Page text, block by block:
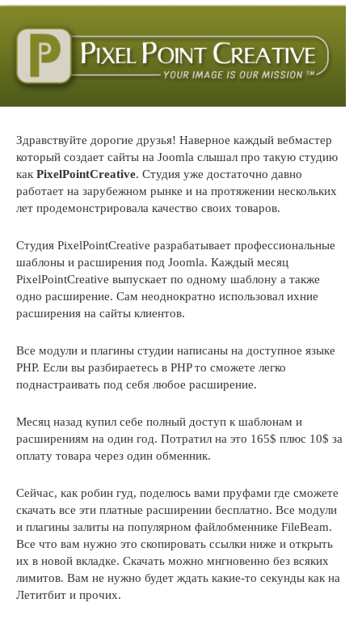
Здравствуйте дорогие друзья! Наверное каждый вебмастер
который создает сайты на Joomla слышал про такую студию
как PixelPointCreative. Студия уже достаточно давно
работает на зарубежном рынке и на протяжении нескольких
лет продемонстрировала качество своих товаров.
Студия PixelPointCreative разрабатывает профессиональные
шаблоны и расширения под Joomla. Каждый месяц
PixelPointCreative выпускает по одному шаблону а также
одно расширение. Сам неоднократно использовал ихние
расширения на сайты клиентов.
Все модули и плагины студии написаны на доступное языке
PHP. Если вы разбираетесь в PHP то сможете легко
поднастраивать под себя любое расширение.
Месяц назад купил себе полный доступ к шаблонам и
расширениям на один год. Потратил на это 165$ плюс 10$ за
оплату товара через один обменник.
Сейчас, как робин гуд, поделюсь вами пруфами где сможете
скачать все эти платные расширении бесплатно. Все модули
и плагины залиты на популярном файлобменнике FileBeam.
Все что вам нужно это скопировать ссылки ниже и открыть
их в новой вкладке. Скачать можно мнгновенно без всяких
лимитов. Вам не нужно будет ждать какие-то секунды как на
Летитбит и прочих.